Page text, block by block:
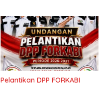
Pelantikan DPP FORKABI